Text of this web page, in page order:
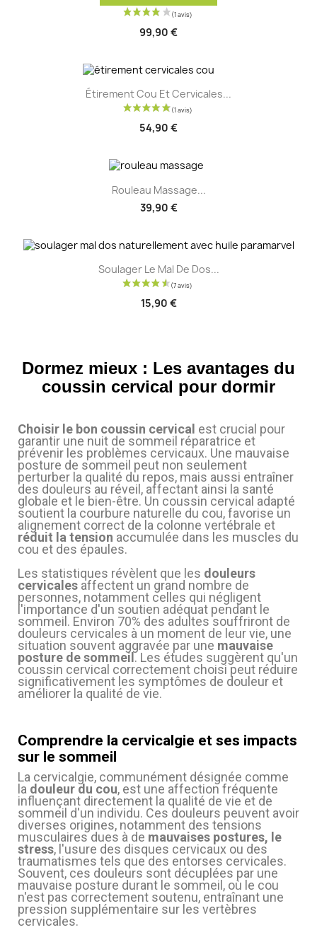
(1 avis)
99,90 €
Étirement Cou Et Cervicales...
54,90 €
Rouleau Massage...
39,90 €
Soulager Le Mal De Dos...
15,90 €
Dormez mieux : Les avantages du
coussin cervical pour dormir
Choisir le bon coussin cervical est crucial pour
garantir une nuit de sommeil réparatrice et
prévenir les problèmes cervicaux. Une mauvaise
posture de sommeil peut non seulement
perturber la qualité du repos, mais aussi entraîner
des douleurs au réveil, affectant ainsi la santé
globale et le bien-être. Un coussin cervical adapté
soutient la courbure naturelle du cou, favorise un
alignement correct de la colonne vertébrale et
réduit la tension accumulée dans les muscles du
cou et des épaules.
Les statistiques révèlent que les douleurs
cervicales affectent un grand nombre de
personnes, notamment celles qui négligent
l'importance d'un soutien adéquat pendant le
sommeil. Environ 70% des adultes souffriront de
douleurs cervicales à un moment de leur vie, une
situation souvent aggravée par une mauvaise
posture de sommeil. Les études suggèrent qu'un
coussin cervical correctement choisi peut réduire
significativement les symptômes de douleur et
améliorer la qualité de vie.
Comprendre la cervicalgie et ses impacts
sur le sommeil
La cervicalgie, communément désignée comme
la douleur du cou, est une affection fréquente
influençant directement la qualité de vie et de
sommeil d'un individu. Ces douleurs peuvent avoir
diverses origines, notamment des tensions
musculaires dues à de mauvaises postures, le
stress, l'usure des disques cervicaux ou des
traumatismes tels que des entorses cervicales.
Souvent, ces douleurs sont décuplées par une
mauvaise posture durant le sommeil, où le cou
n'est pas correctement soutenu, entraînant une
pression supplémentaire sur les vertèbres
cervicales.